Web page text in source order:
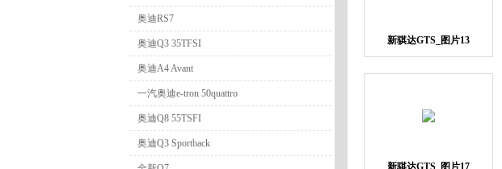
奥迪RS7
奥迪Q3 35TFSI
奥迪A4 Avant
一汽奥迪e-tron 50quattro
奥迪Q8 55TSFI
奥迪Q3 Sportback
新骐达GTS_图片13
新骐达GTS_图片17